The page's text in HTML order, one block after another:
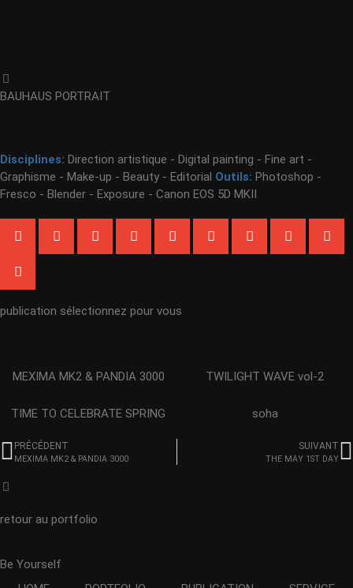
BAUHAUS PORTRAIT
Disciplines: Direction artistique - Digital painting - Fine art -
Graphisme - Make-up - Beauty - Editorial Outils: Photoshop -
Fresco - Blender - Exposure - Canon EOS 5D MKII
publication sélectionnez pour vous
MEXIMA MK2 & PANDIA 3000 TWILIGHT WAVE vol-2
TIME TO CELEBRATE SPRING soha
PRÉCÉDENT
MEXIMA MK2 & PANDIA 3000
SUIVANT
THE MAY 1ST DAY
retour au portfolio
Be Yourself